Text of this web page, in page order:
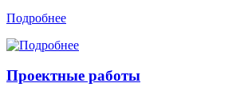
Подробнее
Проектные работы